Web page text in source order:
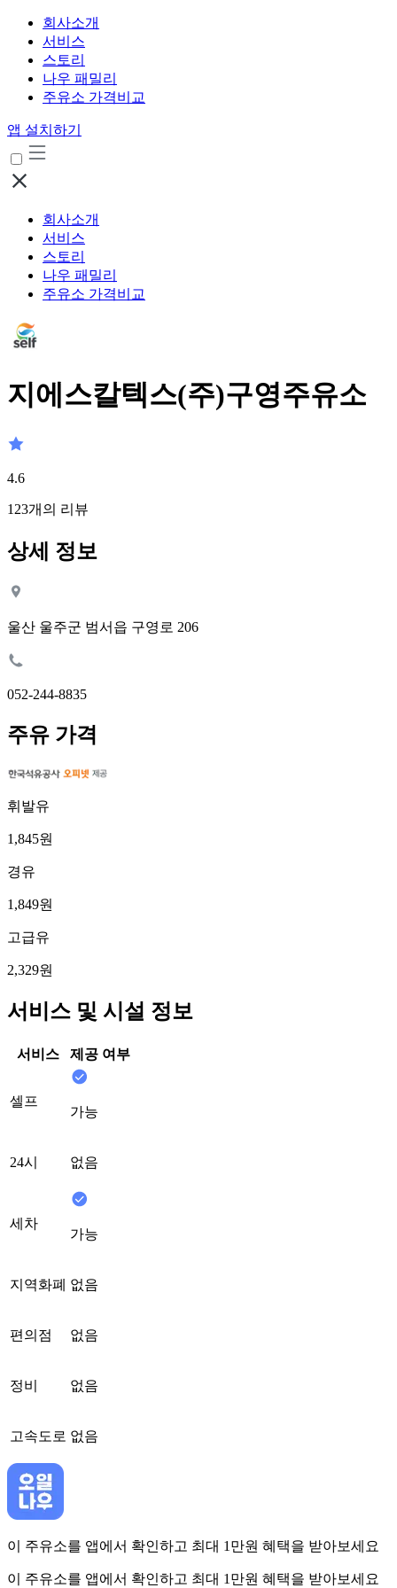
회사소개
서비스
스토리
나우 패밀리
주유소 가격비교
앱 설치하기
회사소개
서비스
스토리
나우 패밀리
주유소 가격비교
지에스칼텍스(주)구영주유소
4.6
123개의 리뷰
상세 정보
울산 울주군 범서읍 구영로 206
052-244-8835
주유 가격
휘발유
1,845원
경유
1,849원
고급유
2,329원
서비스 및 시설 정보
서비스 제공 여부
셀프
가능
24시 없음
세차
가능
지역화폐 없음
편의점 없음
정비 없음
고속도로 없음
이 주유소를 앱에서 확인하고 최대 1만원 혜택을 받아보세요
이 주유소를 앱에서 확인하고 최대 1만원 혜택을 받아보세요